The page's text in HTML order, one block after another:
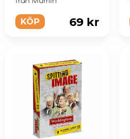
KÖP 69 kr